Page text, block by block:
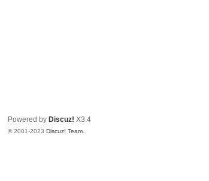
Powered by Discuz! X3.4
© 2001-2023Discuz! Team